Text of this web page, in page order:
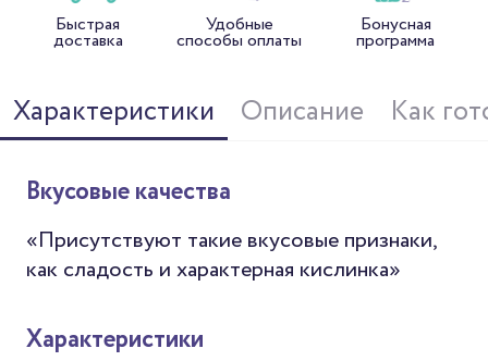
Быстрая
доставка
Удобные
способы оплаты
Бонусная
программа
Характеристики Описание Как
Вкусовые качества
«Присутствуют такие вкусовые признаки,
как сладость и характерная кислинка»
Характеристики